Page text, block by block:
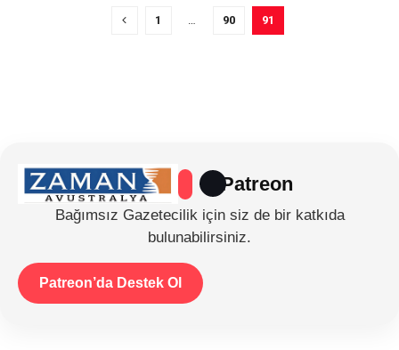
1 … 90 91
Patreon
Bağımsız Gazetecilik için siz de bir katkıda
bulunabilirsiniz.
Patreon’da Destek Ol